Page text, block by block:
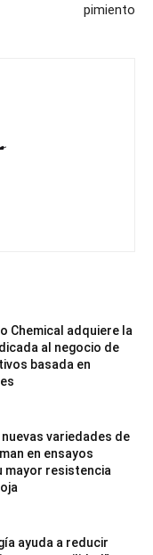
pimiento
Chemical adquiere la
al negocio de
basada en
nuevas variedades de
en ensayos
mayor resistencia
ayuda a reducir